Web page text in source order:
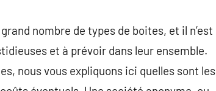
nombre de types de boites, et il n’est
et à prévoir dans leur ensemble.
nous vous expliquons ici quelles sont les